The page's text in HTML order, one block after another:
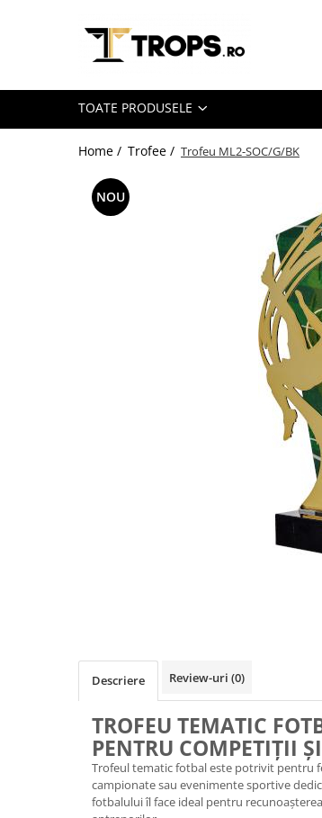
Toate Produsele
Cupe premium
Accesorii Cupe
Personalizari Cupe
Medalii Tematice
Medalii Non-Tematice
TOATE PRODUSELE
Home / Trofee / Trofeu ML2-SOC/G/BK
NOU
Descriere Review-uri (0)
TROFEU TEMATIC
PENTRU COMPETIȚII
Trofeul tematic fotbal este potrivit pentru
campionate sau evenimente sportive
fotbalului îl face ideal pentru